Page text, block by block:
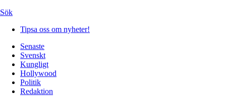
Sök
Tipsa oss om nyheter!
Senaste
Svenskt
Kungligt
Hollywood
Politik
Redaktion